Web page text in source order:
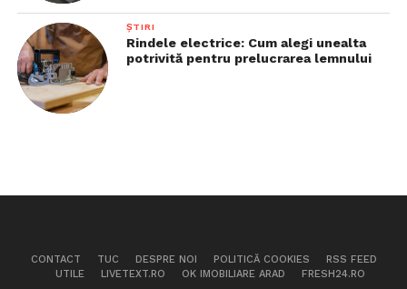
ȘTIRI
Rindele electrice: Cum alegi unealta
potrivită pentru prelucrarea lemnului
CONTACT TUC DESPRE NOI POLITICĂ COOKIES
RSS FEED
UTILE
LIVETEXT.RO OK IMOBILIARE ARAD FRESH24.RO